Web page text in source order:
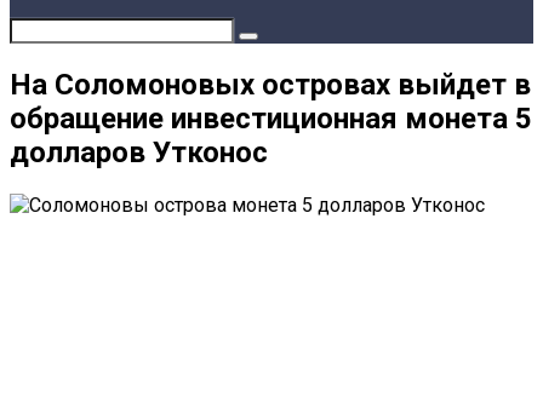
На Соломоновых островах выйдет в
обращение инвестиционная монета 5
долларов Утконос